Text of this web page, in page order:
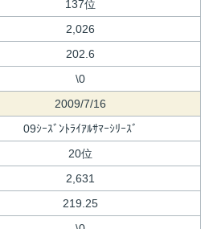
137位
2,026
202.6
\0
2009/7/16
09ｼｰｽﾞﾝﾄﾗｲｱﾙｻﾏｰｼﾘｰｽﾞ
20位
2,631
219.25